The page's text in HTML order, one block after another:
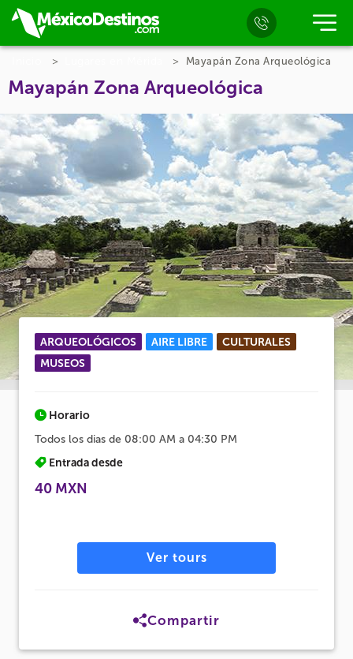
Mayapán Zona Arqueológica
Mayapán Zona Arqueológica
ARQUEOLÓGICOS AIRE LIBRE
CULTURALES
MUSEOS
Horario
Todos los dias de 08:00 AM a 04:30 PM
Entrada desde
40 MXN
Ver tours
Compartir